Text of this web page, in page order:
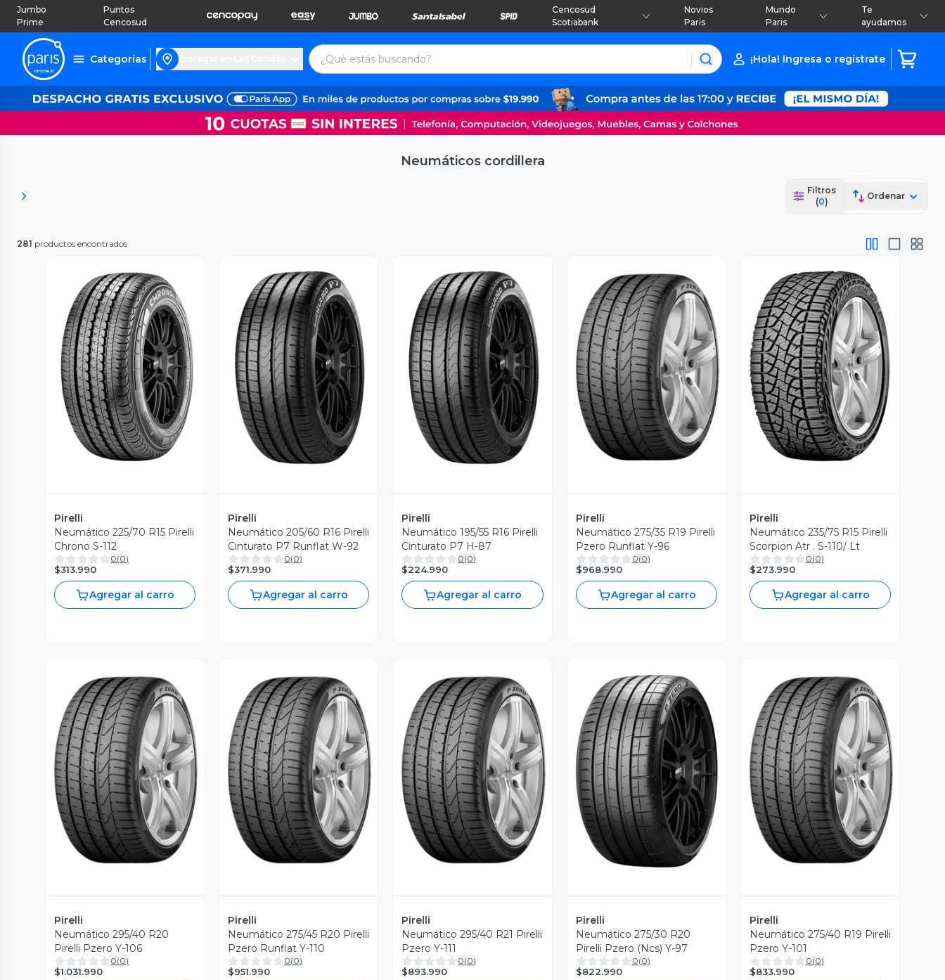
Jumbo
Prime
Puntos
Cencosud
Cencosud
Scotiabank
Novios
Paris
Mundo
Paris
Te
ayudamos
Categorías ¡Hola! Ingresa o regístrate
Neumáticos cordillera
Filtros
(0)
Ordenar
281 productos encontrados
Vista Previa
Pirelli
Neumático 225/70 R15 Pirelli
Chrono S-112
0(0)
$313.990
Agregar al carro
Vista Previa
Pirelli
Neumático 205/60 R16 Pirelli
Cinturato P7 Runflat W-92
0(0)
$371.990
Agregar al carro
Vista Previa
Pirelli
Neumático 195/55 R16 Pirelli
Cinturato P7 H-87
0(0)
$224.990
Agregar al carro
Vista Previa
Pirelli
Neumático 275/35 R19 Pirelli
Pzero Runflat Y-96
0(0)
$968.990
Agregar al carro
Vista Previa
Pirelli
Neumático 235/75 R15 Pirelli
Scorpion Atr . S-110/ Lt
0(0)
$273.990
Agregar al carro
Vista Previa
Pirelli
Neumático 295/40 R20
Pirelli Pzero Y-106
0(0)
$1.031.990
Vista Previa
Pirelli
Neumático 275/45 R20 Pirelli
Pzero Runflat Y-110
0(0)
$951.990
Vista Previa
Pirelli
Neumático 295/40 R21 Pirelli
Pzero Y-111
0(0)
$893.990
Vista Previa
Pirelli
Neumático 275/30 R20
Pirelli Pzero (Ncs) Y-97
0(0)
$822.990
Vista Previa
Pirelli
Neumático 275/40 R19 Pirelli
Pzero Y-101
0(0)
$833.990